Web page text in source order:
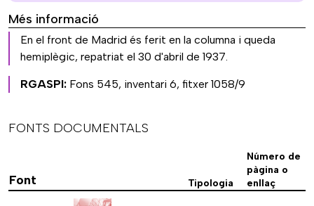
Més informació
En el front de Madrid és ferit en la columna i queda
hemiplègic, repatriat el 30 d'abril de 1937.
RGASPI: Fons 545, inventari 6, fitxer 1058/9
FONTS DOCUMENTALS
Font Tipologia
Número de
pàgina o
enllaç